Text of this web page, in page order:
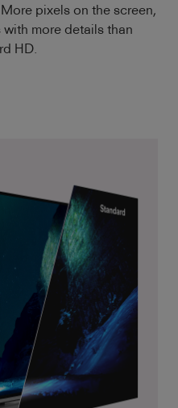
pixels on the screen,
more details than
HD.